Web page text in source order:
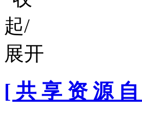
[ 共 享 资 源